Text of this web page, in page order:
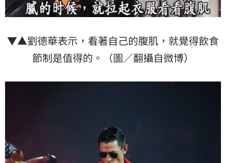
▼▲劉德華表示，看著自己的腹肌，就覺得飲食
節制是值得的。（圖／翻攝自微博）